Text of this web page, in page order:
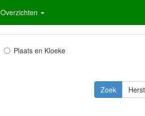
Overzichten
Plaats en Kloeke
Zoek